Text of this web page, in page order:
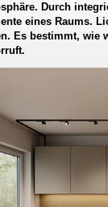
Durch
eines Raums.
Es bestimmt, wie